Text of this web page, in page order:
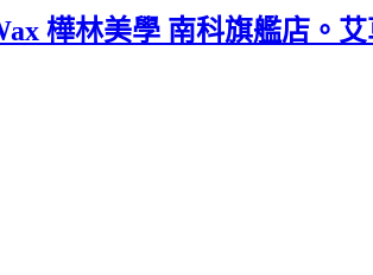
樺林美學 南科旗艦店。